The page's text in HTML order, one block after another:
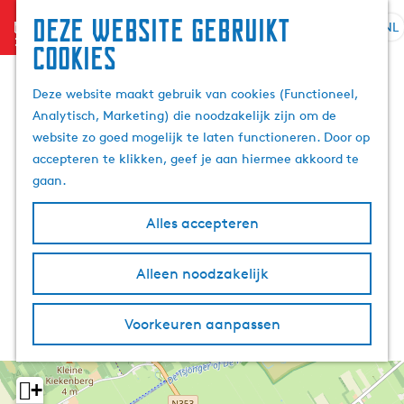
Deze website gebruikt
cookies
Deze website maakt gebruik van cookies (Functioneel,
Analytisch, Marketing) die noodzakelijk zijn om de
website zo goed mogelijk te laten functioneren. Door op
accepteren te klikken, geef je aan hiermee akkoord te
gaan.
Alles accepteren
Alleen noodzakelijk
Voorkeuren aanpassen
menu
G
a
n
a
a
r
e
o
e
e
e
S
i
d
NL
+